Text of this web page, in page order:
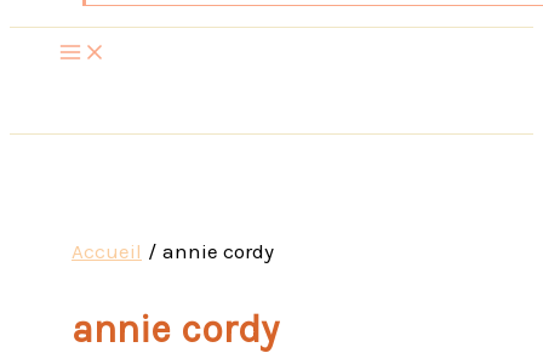
Accueil annie cordy
annie cordy